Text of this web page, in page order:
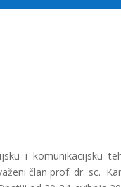
i komunikacijsku
član prof. dr. sc.